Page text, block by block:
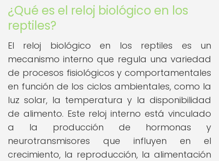
¿Qué es el reloj biológico en los
reptiles?
El reloj biológico en los reptiles es un
mecanismo interno que regula una variedad
de procesos fisiológicos y comportamentales
en función de los ciclos ambientales, como la
luz solar, la temperatura y la disponibilidad
de alimento. Este reloj interno está vinculado
a la producción de hormonas y
neurotransmisores que influyen en el
crecimiento, la reproducción, la alimentación